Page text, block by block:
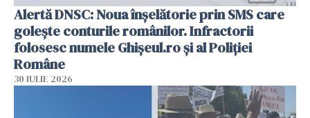
Alertă DNSC: Noua înșelătorie prin SMS care
golește conturile românilor. Infractorii
folosesc numele Ghișeul.ro și al Poliției
Române
30 IULIE 2026